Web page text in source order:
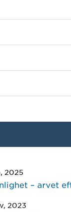
2025
– arvet
2023